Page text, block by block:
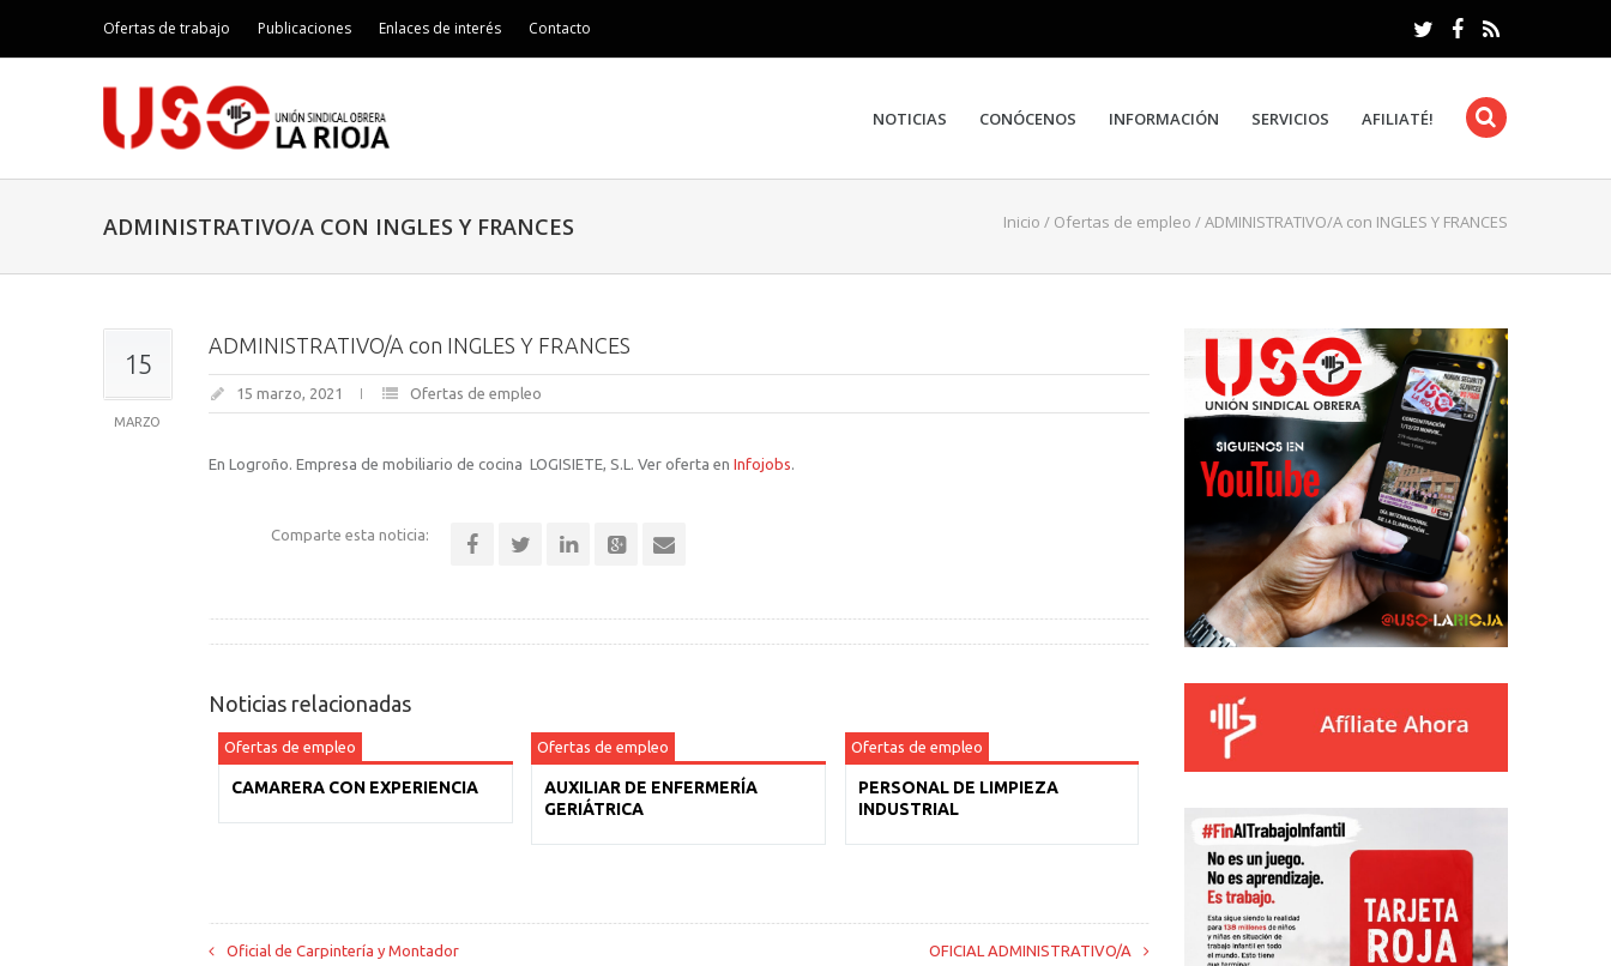
Ofertas de trabajo Publicaciones Enlaces de interés Contacto
NOTICIAS CONÓCENOS INFORMACIÓN SERVICIOS AFILIATÉ!
ADMINISTRATIVO/A CON INGLES Y FRANCES Inicio / Ofertas de empleo /ADMINISTRATIVO/A con INGLES Y FRANCES
15
MARZO
ADMINISTRATIVO/A con INGLES Y FRANCES
15 marzo, 2021 Ofertas de empleo
En Logroño. Empresa de mobiliario de cocina LOGISIETE, S.L. Ver oferta en Infojobs.
Comparte esta noticia:
Noticias relacionadas
Ofertas de empleo
CAMARERA CON EXPERIENCIA
Ofertas de empleo
AUXILIAR DE ENFERMERÍA
GERIÁTRICA
Ofertas de empleo
PERSONAL DE LIMPIEZA
INDUSTRIAL
Oficial de Carpintería y Montador OFICIAL ADMINISTRATIVO/A